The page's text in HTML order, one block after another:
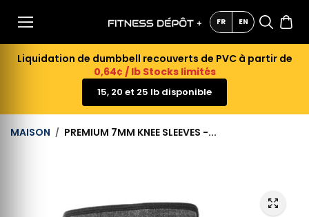
CONTE
NU FR EN
Liquidation de dumbbell recouverts de PVC à partir de
0,64¢ / lb Stocks limités
15, 20 et 25 lb disponible
MAISON PREMIUM 7MM KNEE SLEEVES -...